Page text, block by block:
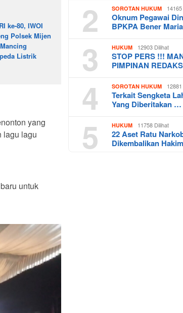
ke-80, IWOI
Polsek Mijen
Listrik
yang
lagu lagu
untuk
2 SOROTAN HUKUM
Oknum Pegawai
BPKPA Bener
3 HUKUM 12903 Dilihat
STOP PERS !!!
PIMPINAN
4 SOROTAN HUKUM
Terkait Sengketa
Yang Diberitakan …
5 HUKUM 11758 Dilihat
22 Aset Ratu
Dikembalikan